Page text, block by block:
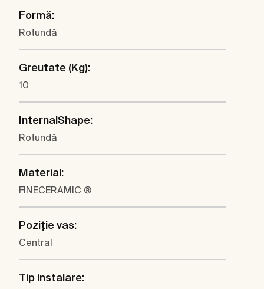
Formă:
Rotundă
Greutate (Kg):
10
InternalShape:
Rotundă
Material:
FINECERAMIC ®
Poziţie vas:
Central
Tip instalare: